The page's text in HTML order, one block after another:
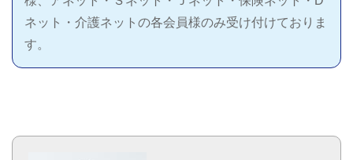
ネット・介護ネットの各会員様のみ受け付けておりま
す。